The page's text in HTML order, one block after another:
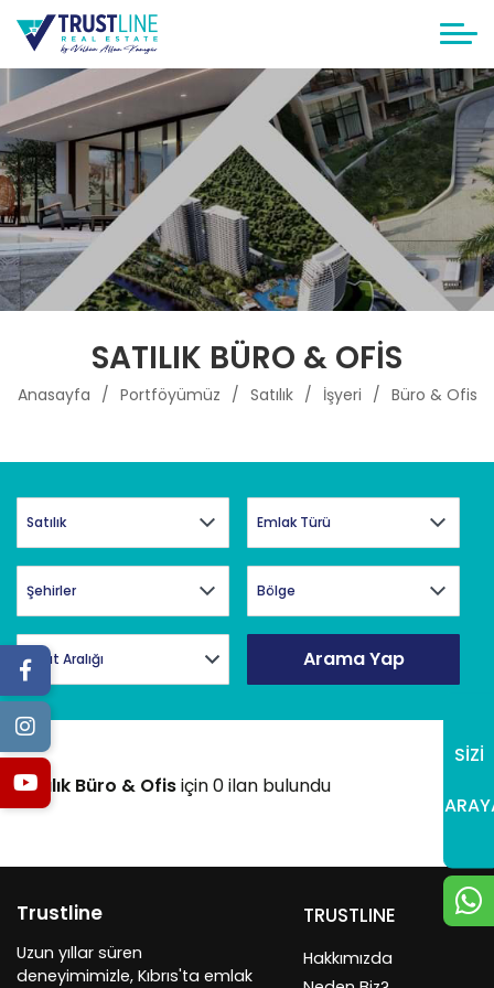
SATILIK BÜRO & OFIS
Anasayfa Portföyümüz Satılık İşyeri Büro & Ofis
SİZİ
Fiyat Aralığı Arama Yap
Satılık Büro & Ofisiçin 0 ilan bulundu
Trustline
Uzun yıllar süren
deneyimimizle, Kıbrıs'ta emlak
TRUSTLINE
Hakkımızda